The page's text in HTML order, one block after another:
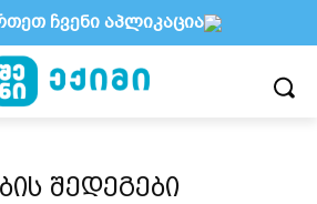
შედეგები
ჩვენი აპლიკაცია